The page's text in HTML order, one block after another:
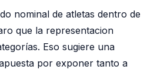
nominal de atletas dentro de
que la representacion
Eso sugiere una
por exponer tanto a